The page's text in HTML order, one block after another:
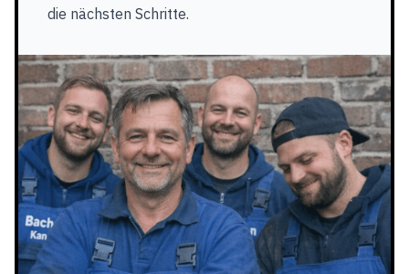
die nächsten Schritte.